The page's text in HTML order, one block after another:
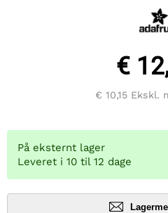
€
€ 10,15 Ekskl.
På eksternt lager
Leveret i 10 til 12 dage